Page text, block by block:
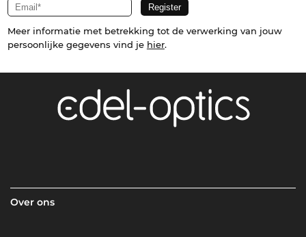
Meer informatie met betrekking tot de verwerking van jouw
persoonlijke gegevens vind je hier.
Over ons